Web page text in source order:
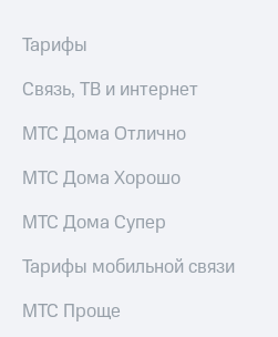
капитал
и
Рынок
Описание
Программа
Порядок
выкупа
Тарифы
Связь, ТВ и интернет
МТС Дома Отлично
МТС Дома Хорошо
МТС Дома Супер
Тарифы мобильной связи
МТС Проще